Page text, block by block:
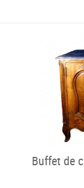
Buffet de